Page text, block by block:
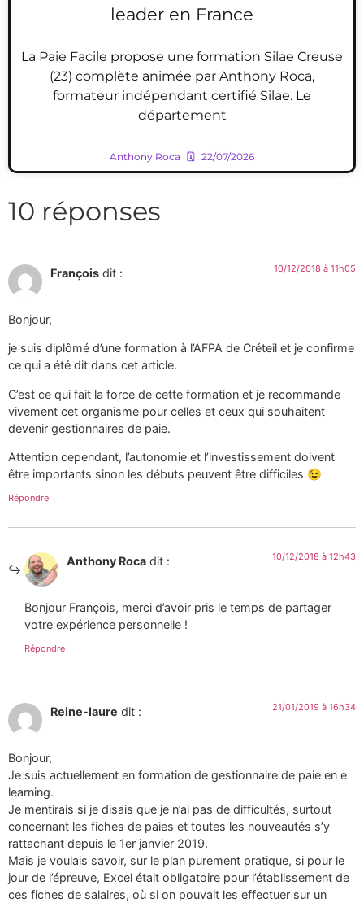
leader en France
La Paie Facile propose une formation Silae Creuse
(23) complète animée par Anthony Roca,
formateur indépendant certifié Silae. Le
département
Anthony Roca 22/07/2026
10 réponses
François dit : 10/12/2018 à 11h05
Bonjour,
je suis diplômé d’une formation à l’AFPA de Créteil et je confirme
ce qui a été dit dans cet article.
C’est ce qui fait la force de cette formation et je recommande
vivement cet organisme pour celles et ceux qui souhaitent
devenir gestionnaires de paie.
Attention cependant, l’autonomie et l’investissement doivent
être importants sinon les débuts peuvent être difficiles 😉
Répondre
Anthony Roca dit : 10/12/2018 à 12h43
Bonjour François, merci d’avoir pris le temps de partager
votre expérience personnelle !
Répondre
Reine-laure dit : 21/01/2019 à 16h34
Bonjour,
Je suis actuellement en formation de gestionnaire de paie en e
learning.
Je mentirais si je disais que je n’ai pas de difficultés, surtout
concernant les fiches de paies et toutes les nouveautés s’y
rattachant depuis le 1er janvier 2019.
Mais je voulais savoir, sur le plan purement pratique, si pour le
jour de l’épreuve, Excel était obligatoire pour l’établissement de
ces fiches de salaires, où si on pouvait les effectuer sur un